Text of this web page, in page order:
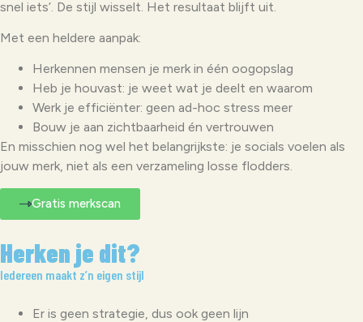
snel iets’. De stijl wisselt. Het resultaat blijft uit.
Met een heldere aanpak:
Herkennen mensen je merk in één oogopslag
Heb je houvast: je weet wat je deelt en waarom
Werk je efficiënter: geen ad-hoc stress meer
Bouw je aan zichtbaarheid én vertrouwen
En misschien nog wel het belangrijkste: je socials voelen als
jouw merk, niet als een verzameling losse flodders.
Gratis merkscan
Herken je dit?
Iedereen maakt z’n eigen stijl
Er is geen strategie, dus ook geen lijn